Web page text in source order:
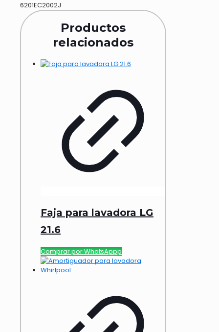
6201EC2002J
Productos
relacionados
Faja para lavadora LG
21.6
Comprar por WhatsAppp